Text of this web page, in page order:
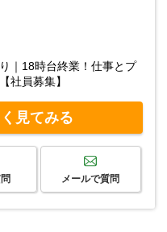
｜18時台終業！仕事とプ
社員募集】
見てみる
メールで質問